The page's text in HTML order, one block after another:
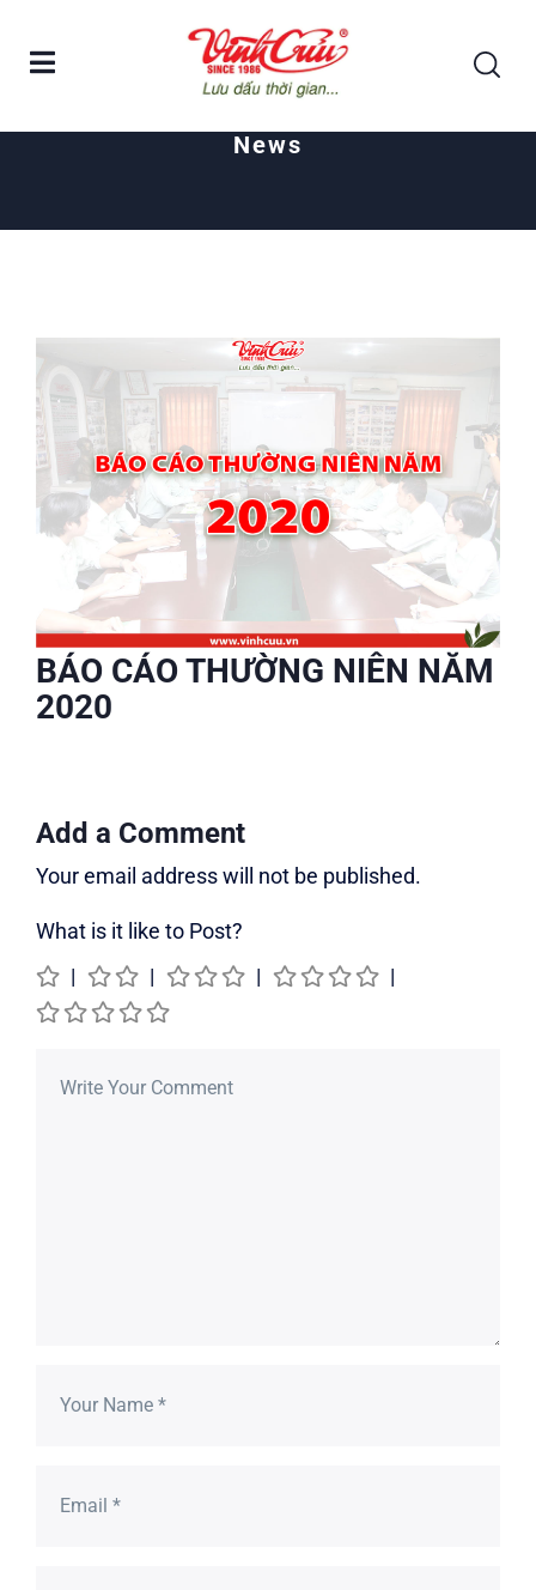
Home Cổ Đông
News
BÁO CÁO THƯỜNG NIÊN NĂM
2020
Add a Comment
Your email address will not be published.
What is it like to Post?